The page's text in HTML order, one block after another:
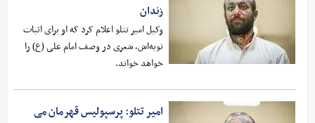
زندان
وکیل امیر تتلو اعلام کرد که او برای اثبات
توبه‌اش، شعری در وصف امام علی (ع) را
خواهد خواند.
امیر تتلو: پرسپولیس قهرمان می